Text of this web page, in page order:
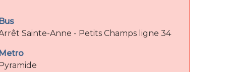
Bus
Sainte-Anne - Petits Champs ligne 34
Metro
Pyramide